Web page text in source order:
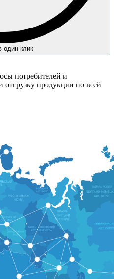
один клик
потребителей и
отгрузку продукции по всей